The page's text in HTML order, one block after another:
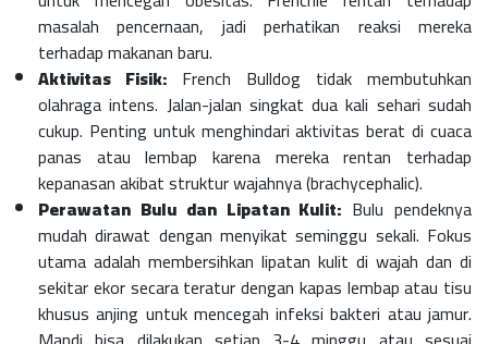
masalah pencernaan, jadi perhatikan reaksi mereka
terhadap makanan baru.
Aktivitas Fisik: French Bulldog tidak membutuhkan
olahraga intens. Jalan-jalan singkat dua kali sehari sudah
cukup. Penting untuk menghindari aktivitas berat di cuaca
panas atau lembap karena mereka rentan terhadap
kepanasan akibat struktur wajahnya (brachycephalic).
Perawatan Bulu dan Lipatan Kulit: Bulu pendeknya
mudah dirawat dengan menyikat seminggu sekali. Fokus
utama adalah membersihkan lipatan kulit di wajah dan di
sekitar ekor secara teratur dengan kapas lembap atau tisu
khusus anjing untuk mencegah infeksi bakteri atau jamur.